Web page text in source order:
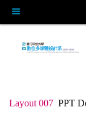
Layout 007 PPT